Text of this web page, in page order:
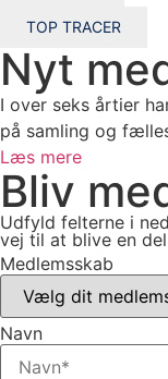
TOP TRACER
Nyt
I over seks årtier
på samling og
Læs mere
Bliv
Udfyld felterne i
vej til at blive en
Medlemsskab
Navn